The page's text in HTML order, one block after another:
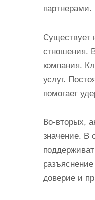
партнерами.
Существует
отношения.
компания.
услуг.
помогает
Во-вторых,
значение. В
доверие и